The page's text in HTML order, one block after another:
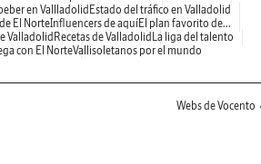
en Vallladolid Estado del tráfico en Valladolid
El NorteInfluencers de aquíEl plan favorito de...
Valladolid Recetas de Valladolid La liga del talento
con El NorteVallisoletanos por el mundo
Webs de Vocento